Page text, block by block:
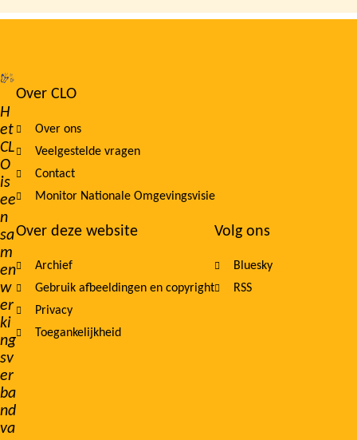
H
et
CL
O
is
ee
n
sa
m
en
w
er
ki
ng
sv
er
ba
nd
va
Footer
navigation
Over CLO
Over ons
Veelgestelde vragen
Contact
Monitor Nationale Omgevingsvisie
Over deze website
Archief
Gebruik afbeeldingen en copyright
Privacy
Toegankelijkheid
Volg ons
Bluesky
RSS